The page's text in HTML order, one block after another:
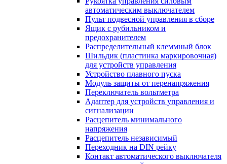
автоматическим выключателем
Пульт подвесной управления в сборе
Ящик с рубильником и
предохранителем
Распределительный клеммный блок
Шильдик (пластинка маркировочная)
для устройств управления
Устройство плавного пуска
Модуль защиты от перенапряжения
Переключатель вольтметра
Адаптер для устройств управления и
сигнализации
Расцепитель минимального
напряжения
Расцепитель независимый
Переходник на DIN рейку
Контакт автоматического выключателя